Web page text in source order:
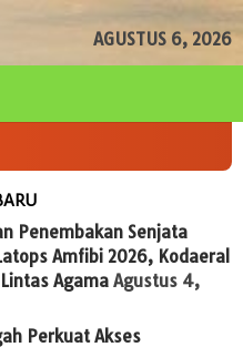
AGUSTUS 6, 2026
Penembakan Senjata
Amfibi 2026, Kodaeral
Agama Agustus 4,
Perkuat Akses